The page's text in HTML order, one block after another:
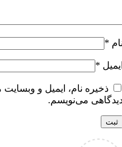
*
*
ذخیره نام، ایمیل و
می‌نویسم.